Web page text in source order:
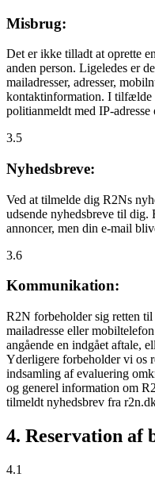
Misbrug:
Det er ikke tilladt at oprette
anden person. Ligeledes er
mailadresser, adresser,
kontaktinformation. I tilfælde
politianmeldt med IP-
3.5
Nyhedsbreve:
Ved at tilmelde dig R2Ns
udsende nyhedsbreve til dig.
annoncer, men din e-mail
3.6
Kommunikation:
R2N forbeholder sig retten
mailadresse eller
angående en indgået aftale,
Yderligere forbeholder vi os
indsamling af evaluering
og generel information om
tilmeldt nyhedsbrev fra
4. Reservation af
4.1